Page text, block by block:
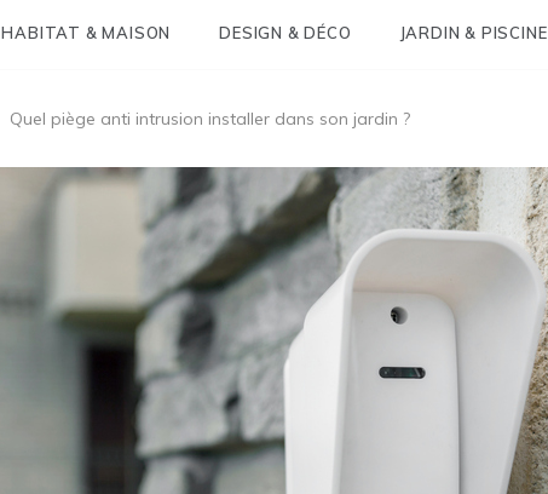
HABITAT & MAISON DESIGN & DÉCO JARDIN & PISCINE
Quel piège anti intrusion installer dans son jardin ?